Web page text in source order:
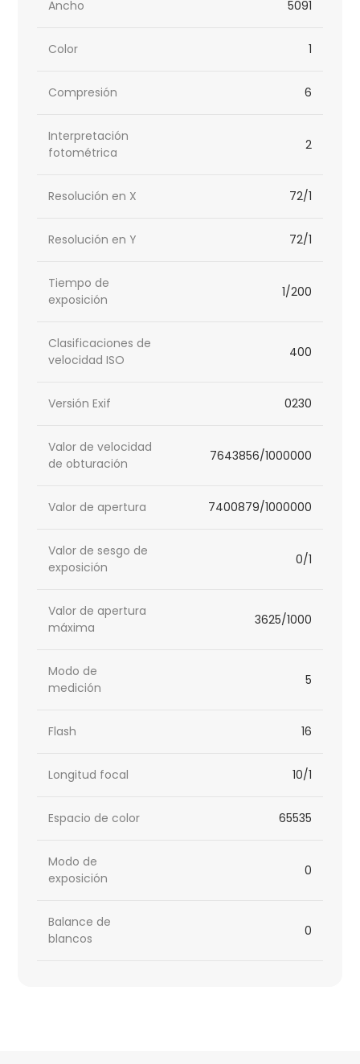
Ancho 5091
Color 1
Compresión 6
Interpretación
fotométrica
2
Resolución en X 72/1
Resolución en Y 72/1
Tiempo de
exposición
1/200
Clasificaciones de
velocidad ISO
400
Versión Exif 0230
Valor de velocidad
de obturación
7643856/1000000
Valor de apertura 7400879/1000000
Valor de sesgo de
exposición
0/1
Valor de apertura
máxima
3625/1000
Modo de
medición
5
Flash 16
Longitud focal 10/1
Espacio de color 65535
Modo de
exposición
0
Balance de
blancos
0